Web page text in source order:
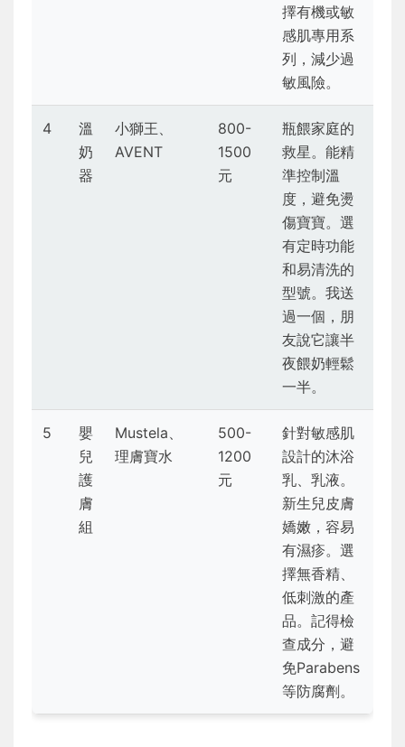
擇有機或敏
感肌專用系
列，減少過
敏風險。
4
溫
奶
器
小獅王、
AVENT
800-
1500
元
瓶餵家庭的
救星。能精
準控制溫
度，避免燙
傷寶寶。選
有定時功能
和易清洗的
型號。我送
過一個，朋
友說它讓半
夜餵奶輕鬆
一半。
5
嬰
兒
護
膚
組
Mustela、
理膚寶水
500-
1200
元
針對敏感肌
設計的沐浴
乳、乳液。
新生兒皮膚
嬌嫩，容易
有濕疹。選
擇無香精、
低刺激的產
品。記得檢
查成分，避
免Parabens
等防腐劑。